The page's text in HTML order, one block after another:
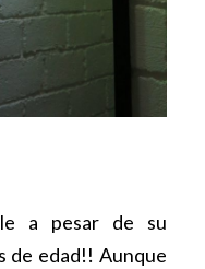
a pesar de su
de edad!! Aunque